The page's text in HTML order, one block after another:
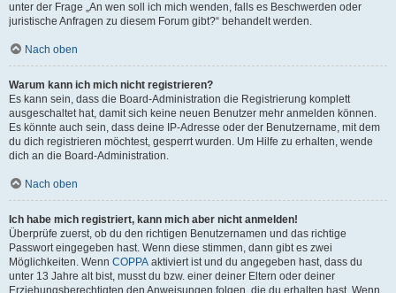
unter der Frage „An wen soll ich mich wenden, falls es Beschwerden oder
juristische Anfragen zu diesem Forum gibt?“ behandelt werden.
Nach oben
Warum kann ich mich nicht registrieren?
Es kann sein, dass die Board-Administration die Registrierung komplett
ausgeschaltet hat, damit sich keine neuen Benutzer mehr anmelden können.
Es könnte auch sein, dass deine IP-Adresse oder der Benutzername, mit dem
du dich registrieren möchtest, gesperrt wurden. Um Hilfe zu erhalten, wende
dich an die Board-Administration.
Nach oben
Ich habe mich registriert, kann mich aber nicht anmelden!
Überprüfe zuerst, ob du den richtigen Benutzernamen und das richtige
Passwort eingegeben hast. Wenn diese stimmen, dann gibt es zwei
Möglichkeiten. Wenn COPPA aktiviert ist und du angegeben hast, dass du
unter 13 Jahre alt bist, musst du bzw. einer deiner Eltern oder deiner
Erziehungsberechtigten den Anweisungen folgen, die du erhalten hast. Wenn